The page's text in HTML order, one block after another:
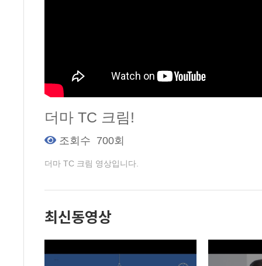
더마 TC 크림!
조회수 700회
더마 TC 크림 영상입니다.
최신동영상